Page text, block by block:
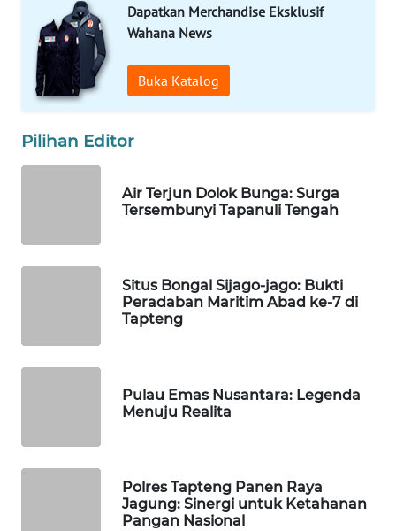
Dapatkan Merchandise Eksklusif
Wahana News
Buka Katalog
Pilihan Editor
Air Terjun Dolok Bunga: Surga
Tersembunyi Tapanuli Tengah
Situs Bongal Sijago-jago: Bukti
Peradaban Maritim Abad ke-7 di
Tapteng
Pulau Emas Nusantara: Legenda
Menuju Realita
Polres Tapteng Panen Raya
Jagung: Sinergi untuk Ketahanan
Pangan Nasional
MAWAKA
ID
MARTABAT
NET
MKLI